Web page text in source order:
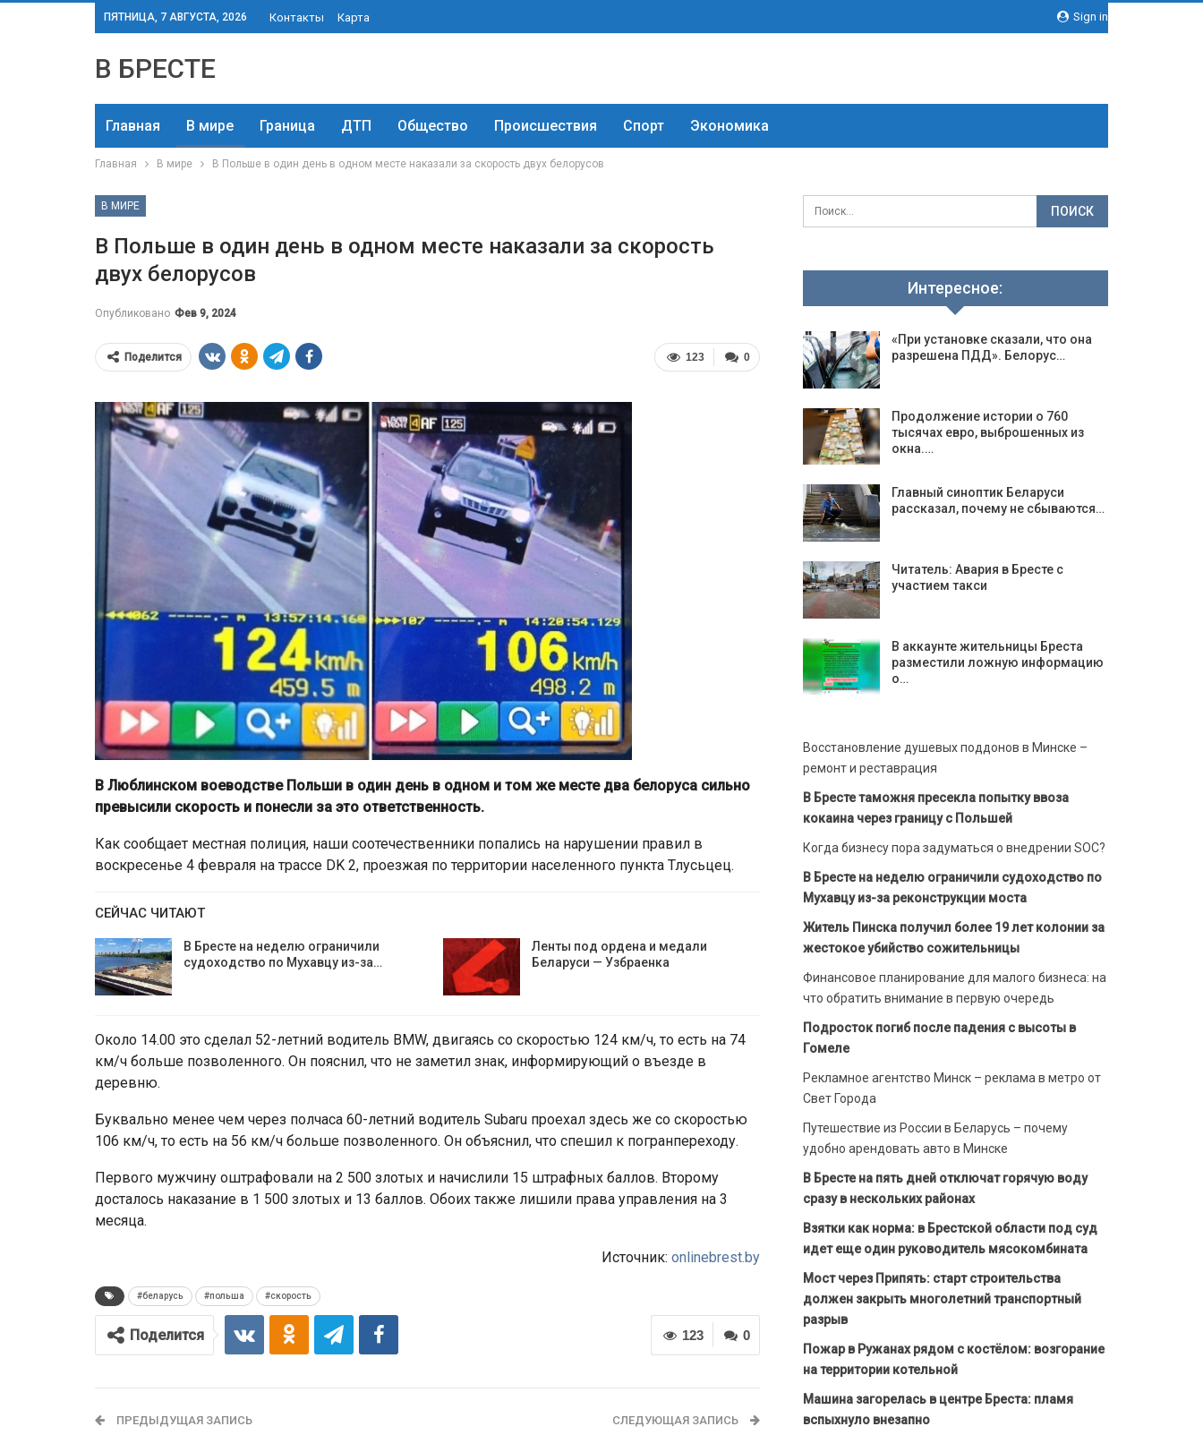
Sign in
ПЯТНИЦА, 7 АВГУСТА, 2026 Контакты Карта
В БРЕСТЕ
Главная В мире Граница ДТП Общество Происшествия Спорт Экономика
Главная В мире В Польше в один день в одном месте наказали за скорость двух белорусов
В МИРЕ
В Польше в один день в одном месте наказали за скорость
двух белорусов
Опубликовано Фев 9, 2024
0
123
Поделится
В Люблинском воеводстве Польши в один день в одном и том же месте два белоруса сильно
превысили скорость и понесли за это ответственность.
Как сообщает местная полиция, наши соотечественники попались на нарушении правил в
воскресенье 4 февраля на трассе DK 2, проезжая по территории населенного пункта Тлусьцец.
СЕЙЧАС ЧИТАЮТ
В Бресте на неделю ограничили
судоходство по Мухавцу из-за…
Ленты под ордена и медали
Беларуси — Узбраенка
Около 14.00 это сделал 52-летний водитель BMW, двигаясь со скоростью 124 км/ч, то есть на 74
км/ч больше позволенного. Он пояснил, что не заметил знак, информирующий о въезде в
деревню.
Буквально менее чем через полчаса 60-летний водитель Subaru проехал здесь же со скоростью
106 км/ч, то есть на 56 км/ч больше позволенного. Он объяснил, что спешил к погранпереходу.
Первого мужчину оштрафовали на 2 500 злотых и начислили 15 штрафных баллов. Второму
досталось наказание в 1 500 злотых и 13 баллов. Обоих также лишили права управления на 3
месяца.
Источник: onlinebrest.by
#беларусь #польша #скорость
0
123
Поделится
ПРЕДЫДУЩАЯ ЗАПИСЬ СЛЕДУЮЩАЯ ЗАПИСЬ
Интересное:
«При установке сказали, что она
разрешена ПДД». Белорус…
Продолжение истории о 760
тысячах евро, выброшенных из
окна.…
Главный синоптик Беларуси
рассказал, почему не сбываются…
Читатель: Авария в Бресте с
участием такси
В аккаунте жительницы Бреста
разместили ложную информацию
о…
Восстановление душевых поддонов в Минске –
ремонт и реставрация
В Бресте таможня пресекла попытку ввоза
кокаина через границу с Польшей
Когда бизнесу пора задуматься о внедрении SOC?
В Бресте на неделю ограничили судоходство по
Мухавцу из-за реконструкции моста
Житель Пинска получил более 19 лет колонии за
жестокое убийство сожительницы
Финансовое планирование для малого бизнеса: на
что обратить внимание в первую очередь
Подросток погиб после падения с высоты в
Гомеле
Рекламное агентство Минск – реклама в метро от
Свет Города
Путешествие из России в Беларусь – почему
удобно арендовать авто в Минске
В Бресте на пять дней отключат горячую воду
сразу в нескольких районах
Взятки как норма: в Брестской области под суд
идет еще один руководитель мясокомбината
Мост через Припять: старт строительства
должен закрыть многолетний транспортный
разрыв
Пожар в Ружанах рядом с костёлом: возгорание
на территории котельной
Машина загорелась в центре Бреста: пламя
вспыхнуло внезапно